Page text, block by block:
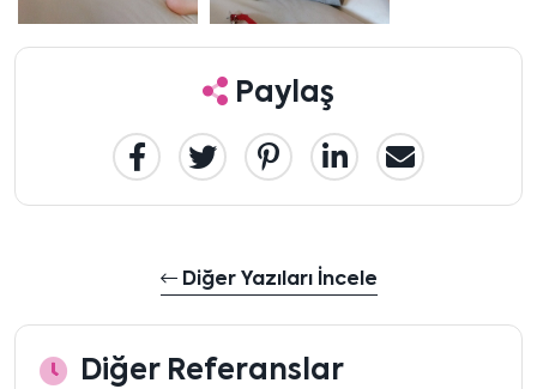
Paylaş
Diğer Yazıları İncele
Diğer Referanslar